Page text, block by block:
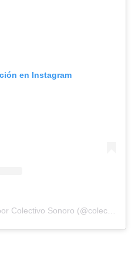
en Instagram
Una publicación compartida por Colectivo Sonoro (@colectivosonoro)